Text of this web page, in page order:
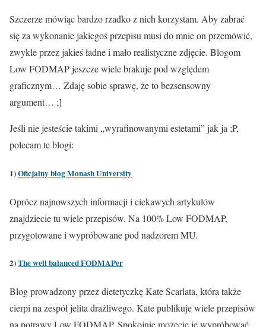
Szczerze mówiąc bardzo rzadko z nich korzystam. Aby zabrać
się za wykonanie jakiegoś przepisu musi do mnie on przemówić,
zwykle przez jakieś ładne i mało realistyczne zdjęcie. Blogom
Low FODMAP jeszcze wiele brakuje pod względem
graficznym… Zdaję sobie sprawę, że to bezsensowny
argument… ;]
Jeśli nie jesteście takimi „wyrafinowanymi estetami” jak ja ;P,
polecam te blogi:
1)Oficjalny blog Monash University
Oprócz najnowszych informacji i ciekawych artykułów
znajdziecie tu wiele przepisów. Na 100% Low FODMAP,
przygotowane i wypróbowane pod nadzorem MU.
2)The well balanced FODMAPer
Blog prowadzony przez dietetyczkę Kate Scarlata, która także
cierpi na zespół jelita drażliwego. Kate publikuje wiele przepisów
na potrawy Low FODMAP. Spokojnie możecie je wypróbować,